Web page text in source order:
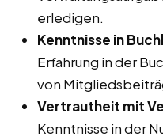
erledigen.
Kenntnisse in
Erfahrung in der
von
Vertrautheit mit
Kenntnisse in der